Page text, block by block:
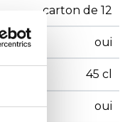
carton de 12
oui
45 cl
oui